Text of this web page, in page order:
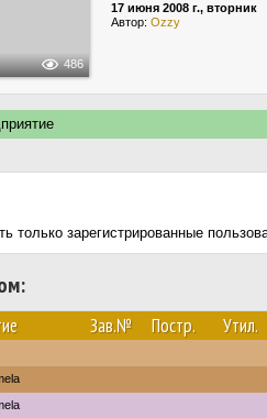
486
17 июня 2008 г., вторник
Автор: Ozzy
только зарегистрированные
Зав.№ Постр. Утил.